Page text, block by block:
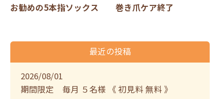
お勧めの5本指ソックス
巻き爪ケア終了
最近の投稿
2026/08/01
期間限定 毎月 ５名様 《 初見料 無料 》